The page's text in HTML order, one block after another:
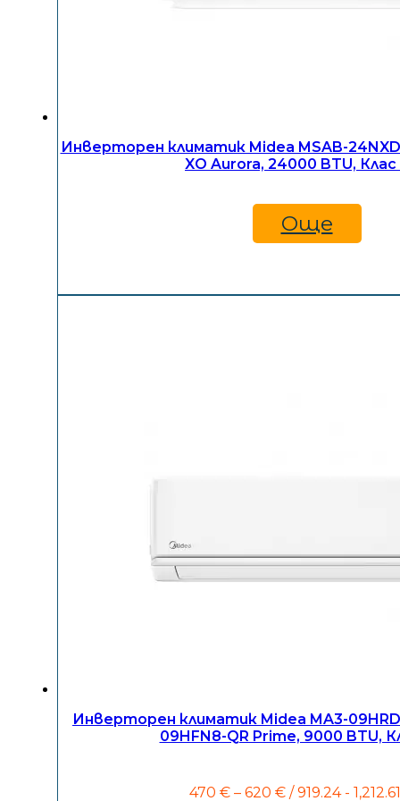
Инверторен климатик Midea MSAB-
XO Aurora, 24000 BTU, Клас
Още
Инверторен климатик Midea MA3-
09HFN8-QR Prime, 9000 BTU,
470 € – 620 €Price
/ 919.24 -